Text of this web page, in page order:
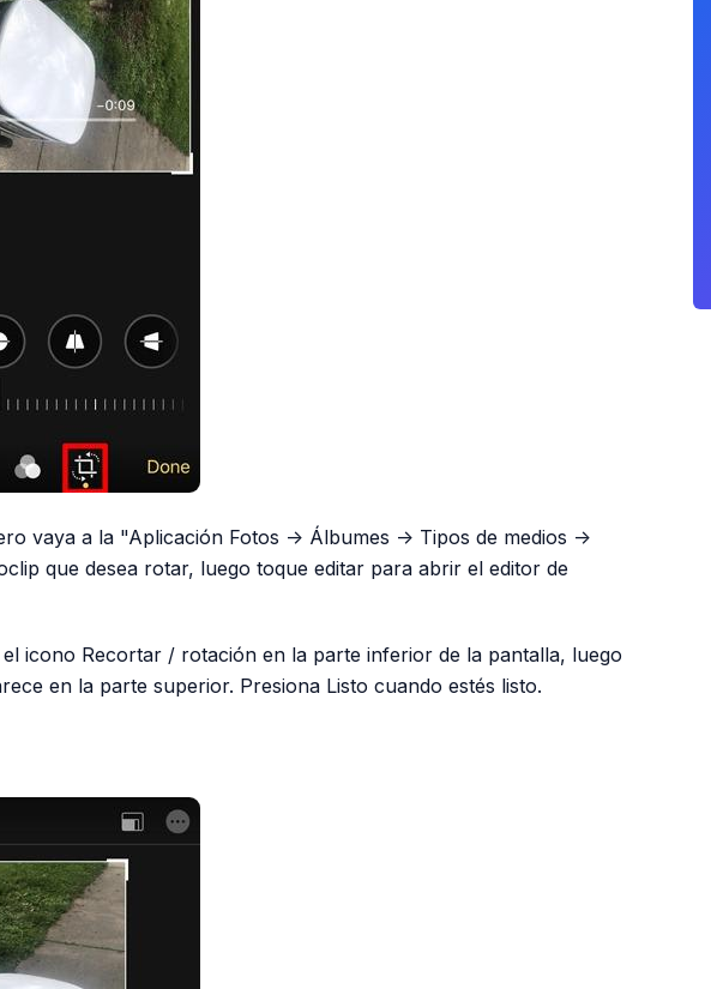
vaya a la "Aplicación Fotos -> Álbumes -> Tipos de medios ->
que desea rotar, luego toque editar para abrir el editor de
icono Recortar / rotación en la parte inferior de la pantalla, luego
en la parte superior. Presiona Listo cuando estés listo.